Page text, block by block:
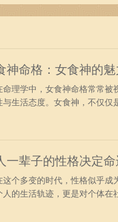
神命格：女食神的
命理学中，女食神命格常常被
与生活态度。女食神，不仅仅
一辈子的性格决定
这个多变的时代，性格似乎成
人的生活轨迹，更是对个体在